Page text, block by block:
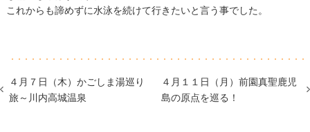
これからも諦めずに水泳を続けて行きたいと言う事でした。
４月７日（木）かごしま湯巡り
旅～川内高城温泉
４月１１日（月）前園真聖鹿児
島の原点を巡る！